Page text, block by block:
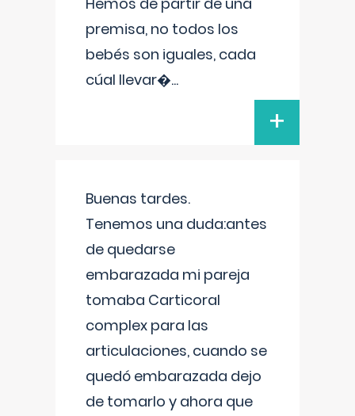
premisa, no todos los
bebés son iguales, cada
cúal llevar�...
+
Buenas tardes.
Tenemos una duda:antes
de quedarse
embarazada mi pareja
tomaba Carticoral
complex para las
articulaciones, cuando se
quedó embarazada dejo
de tomarlo y ahora que